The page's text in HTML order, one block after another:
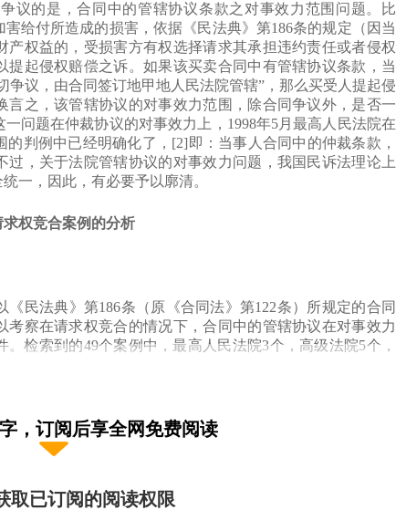
议的是，合同中的管辖协议条款之对事效力范围问题。比
给付所造成的损害，依据《民法典》第186条的规定（因当
权益的，受损害方有权选择请求其承担违约责任或者侵权
起侵权赔偿之诉。如果该买卖合同中有管辖协议条款，当
争议，由合同签订地甲地人民法院管辖”，那么买受人提起侵
之，该管辖协议的对事效力范围，除合同争议外，是否一
问题在仲裁协议的对事效力上，1998年5月最高人民法院在
判例中已经明确化了，[2]即：当事人合同中的仲裁条款，
，关于法院管辖协议的对事效力问题，我国民诉法理论上
一，因此，有必要予以廓清。
权竞合案例的分析
法典》第186条（原《合同法》第122条）所规定的合同
察在请求权竞合的情况下，合同中的管辖协议在对事效力
检索到的49个案例中，最高人民法院3个，高级法院5个，
，订阅后享全网免费阅读
取已订阅的阅读权限